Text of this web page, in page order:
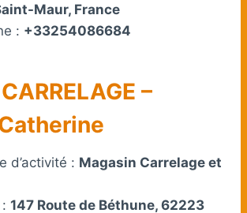
Maur, France
: +33254086684
–
d’activité : Magasin Carrelage et
147 Route de Béthune, 62223